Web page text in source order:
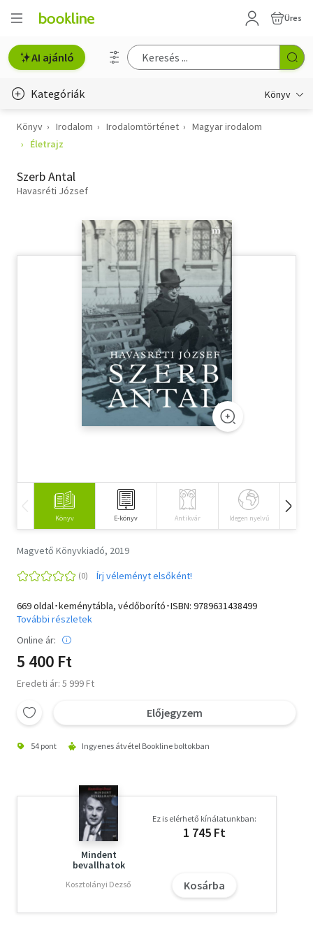
Üres
AI ajánló
Kategóriák Könyv
Életmód, egészség
Gyermek- és ifjúsági
Hobbi, szabadidő
Szótár, nyelvkönyv
Tankönyv, segédkönyv
Társadalomtudomány
Természettudomány
Könyv Irodalom Irodalomtörténet
Magyar irodalom
Életrajz
Szerb Antal
Havasréti József
Könyv E-könyv Antikvár Idegen nyelvű
Magvető Könyvkiadó, 2019
Írj véleményt elsőként!
669 oldal･keménytábla, védőborító･ISBN: 9789631438499
További részletek
Online ár:
5 400 Ft
Eredeti ár: 5 999 Ft
Előjegyzem
54 pont Ingyenes átvétel Bookline boltokban
Mindent
bevallhatok
Kosztolányi Dezső
Ez is elérhető kínálatunkban:
1 745 Ft
Kosárba